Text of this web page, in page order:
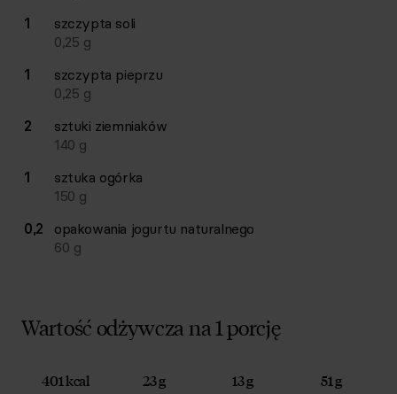
1
szczypta soli
0,25 g
1
szczypta pieprzu
0,25 g
2
sztuki ziemniaków
140 g
1
sztuka ogórka
150 g
0,2
opakowania jogurtu naturalnego
60 g
Wartość odżywcza na 1 porcję
401 kcal 23 g 13 g 51 g